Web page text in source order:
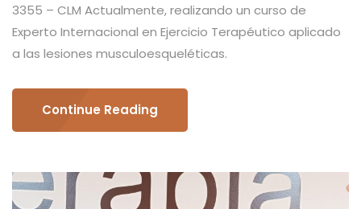
3355 – CLM Actualmente, realizando un curso de
Experto Internacional en Ejercicio Terapéutico aplicado
a las lesiones musculoesqueléticas.
Continue Reading